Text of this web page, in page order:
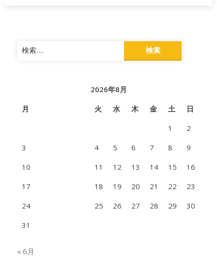
検
索:
2026年8月
月
火 水 木 金 土
日
1
2
3
4 5 6 7 8
9
10
11 12 13 14 15
16
17
18 19 20 21 22
23
24
25 26 27 28 29
30
31
« 6月